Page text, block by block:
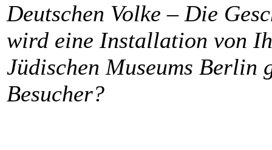
Deutschen Volke – Die
wird eine Installation von
Jüdischen Museums Berlin
Besucher?